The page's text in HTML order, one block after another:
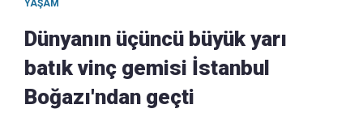
YAŞAM
Dünyanın üçüncü büyük yarı
batık vinç gemisi İstanbul
Boğazı'ndan geçti